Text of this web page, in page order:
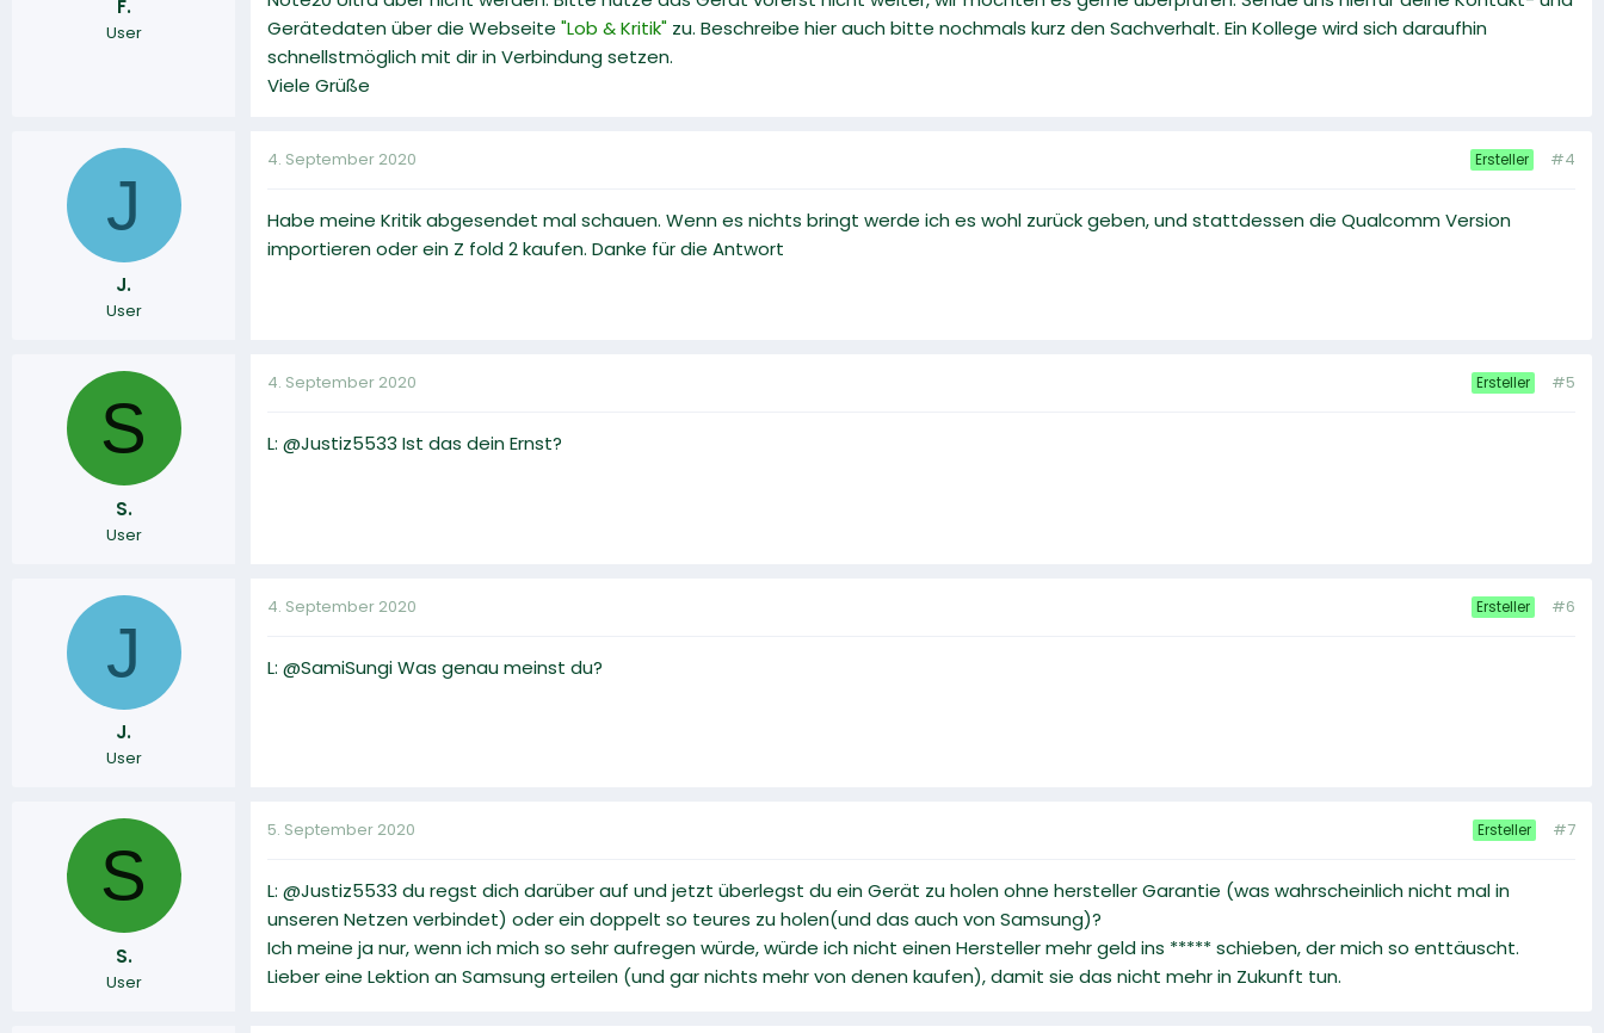
F.
User
Gerätedaten über die Webseite "Lob & Kritik" zu. Beschreibe hier auch bitte nochmals kurz den Sachverhalt. Ein Kollege wird sich daraufhin
schnellstmöglich mit dir in Verbindung setzen.
Viele Grüße
J
J.
User
4. September 2020 Ersteller #4
Habe meine Kritik abgesendet mal schauen. Wenn es nichts bringt werde ich es wohl zurück geben, und stattdessen die Qualcomm Version
importieren oder ein Z fold 2 kaufen. Danke für die Antwort
S
S.
User
4. September 2020 Ersteller #5
L: @Justiz5533 Ist das dein Ernst?
J
J.
User
4. September 2020 Ersteller #6
L: @SamiSungi Was genau meinst du?
S
S.
User
5. September 2020 Ersteller #7
L: @Justiz5533 du regst dich darüber auf und jetzt überlegst du ein Gerät zu holen ohne hersteller Garantie (was wahrscheinlich nicht mal in
unseren Netzen verbindet) oder ein doppelt so teures zu holen(und das auch von Samsung)?
Ich meine ja nur, wenn ich mich so sehr aufregen würde, würde ich nicht einen Hersteller mehr geld ins ***** schieben, der mich so enttäuscht.
Lieber eine Lektion an Samsung erteilen (und gar nichts mehr von denen kaufen), damit sie das nicht mehr in Zukunft tun.